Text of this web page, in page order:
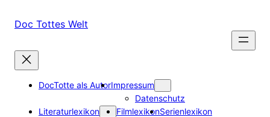
InhaltDoc Tottes Welt
DocTotte als AutorImpressum
Datenschutz
Literaturlexikon
FilmlexikonSerienlexikon